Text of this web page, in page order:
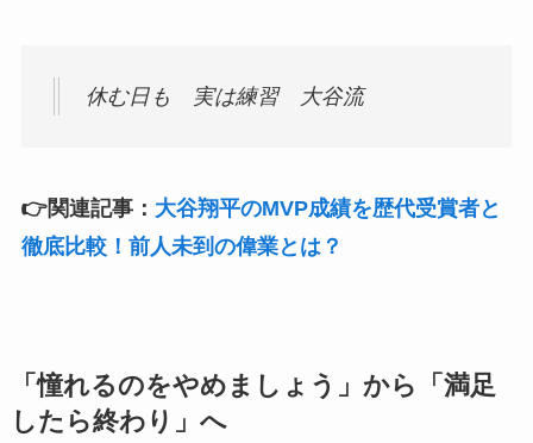
休む日も 実は練習 大谷流
👉関連記事： 大谷翔平のMVP成績を歴代受賞者と
徹底比較！前人未到の偉業とは？
「憧れるのをやめましょう」から「満足
したら終わり」へ